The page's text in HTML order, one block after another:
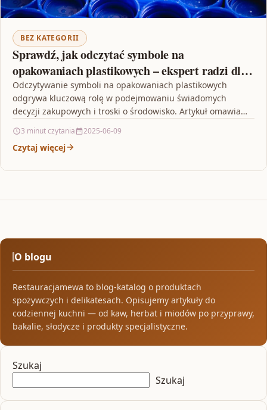
BEZ KATEGORII
Sprawdź, jak odczytać symbole na
opakowaniach plastikowych – ekspert radzi dla
świadomych zakupów
Odczytywanie symboli na opakowaniach plastikowych
odgrywa kluczową rolę w podejmowaniu świadomych
decyzji zakupowych i troski o środowisko. Artykuł omawia
3 minut czytania 2025-06-09
Czytaj więcej
O blogu
Restauracjamewa to blog-katalog o produktach
spożywczych i delikatesach. Opisujemy artykuły do
codziennej kuchni — od kaw, herbat i miodów po przyprawy,
bakalie, słodycze i produkty specjalistyczne.
Szukaj
Szukaj